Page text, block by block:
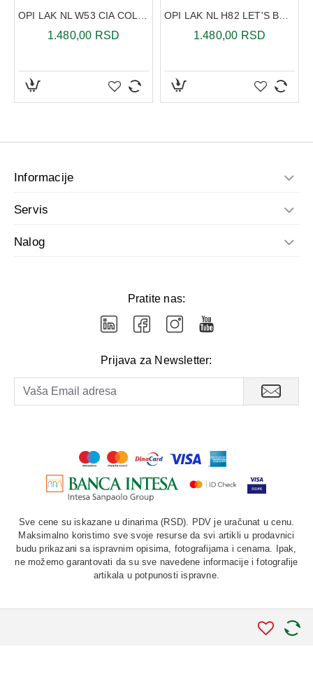
1.480,00 RSD 1.480,00 RSD
Informacije
Servis
Nalog
Pratite nas:
Prijava za Newsletter:
Sve cene su iskazane u dinarima (RSD). PDV je uračunat u cenu.
Maksimalno koristimo sve svoje resurse da svi artikli u prodavnici
budu prikazani sa ispravnim opisima, fotografijama i cenama. Ipak,
ne možemo garantovati da su sve navedene informacije i fotografije
artikala u potpunosti ispravne.